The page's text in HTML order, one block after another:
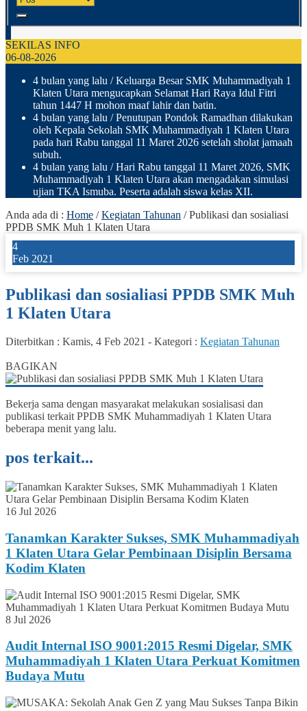
SEKILAS INFO
06-08-2026
4 bulan yang lalu / Keluarga Besar SMK Muhammadiyah 1
Klaten Utara mengucapkan Selamat Hari Raya Idul Fitri
tahun 1447 H mohon maaf lahir dan batin.
4 bulan yang lalu / Penutupan Pondok Ramadhan dilakukan
oleh Kepala Sekolah SMK Muhammadiyah 1 Klaten Utara
pada hari Rabu tanggal 11 Maret 2026 setelah sholat jamaah
subuh.
4 bulan yang lalu / Hari Rabu tanggal 11 Maret 2026, SMK
Muhammadiyah 1 Klaten Utara akan mengadakan simulasi
ujian TKA Ismuba. Peserta adalah siswa kelas XII.
Anda ada di : Home /Kegiatan Tahunan /Publikasi dan sosialiasi
PPDB SMK Muh 1 Klaten Utara
4
Feb 2021
Publikasi dan sosialiasi PPDB SMK Muh
1 Klaten Utara
Diterbitkan : Kamis, 4 Feb 2021 - Kategori : Kegiatan Tahunan
BAGIKAN
Bekerja sama dengan masyarakat melakukan sosialisasi dan
publikasi terkait PPDB SMK Muhammadiyah 1 Klaten Utara
beberapa menit yang lalu.
pos terkait...
16 Jul 2026
Tanamkan Karakter Sukses, SMK Muhammadiyah
1 Klaten Utara Gelar Pembinaan Disiplin Bersama
Kodim Klaten
8 Jul 2026
Audit Internal ISO 9001:2015 Resmi Digelar, SMK
Muhammadiyah 1 Klaten Utara Perkuat Komitmen
Budaya Mutu